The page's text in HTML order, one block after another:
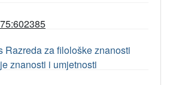
Razreda za filološke znanosti
znanosti i umjetnosti